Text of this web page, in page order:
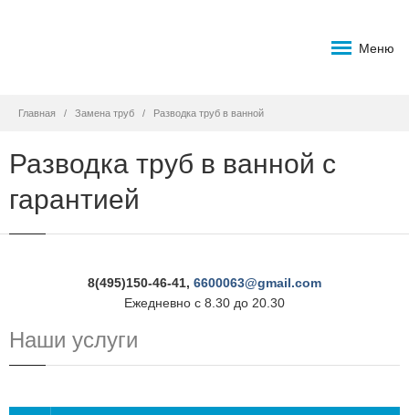
Меню
Главная Замена труб Разводка труб в ванной
Разводка труб в ванной с
гарантией
8(495)150-46-41, 6600063@gmail.com
Ежедневно с 8.30 до 20.30
Наши услуги